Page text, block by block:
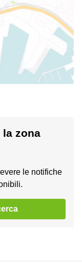
zona
le notifiche